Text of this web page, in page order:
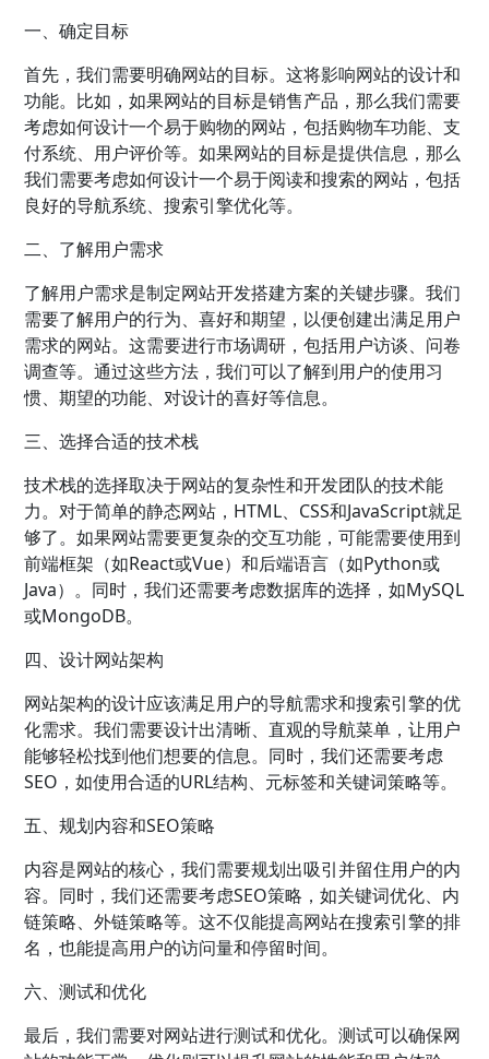
一、确定目标
首先，我们需要明确网站的目标。这将影响网站的设计和
功能。比如，如果网站的目标是销售产品，那么我们需要
考虑如何设计一个易于购物的网站，包括购物车功能、支
付系统、用户评价等。如果网站的目标是提供信息，那么
我们需要考虑如何设计一个易于阅读和搜索的网站，包括
良好的导航系统、搜索引擎优化等。
二、了解用户需求
了解用户需求是制定网站开发搭建方案的关键步骤。我们
需要了解用户的行为、喜好和期望，以便创建出满足用户
需求的网站。这需要进行市场调研，包括用户访谈、问卷
调查等。通过这些方法，我们可以了解到用户的使用习
惯、期望的功能、对设计的喜好等信息。
三、选择合适的技术栈
技术栈的选择取决于网站的复杂性和开发团队的技术能
力。对于简单的静态网站，HTML、CSS和JavaScript就足
够了。如果网站需要更复杂的交互功能，可能需要使用到
前端框架（如React或Vue）和后端语言（如Python或
Java）。同时，我们还需要考虑数据库的选择，如MySQL
或MongoDB。
四、设计网站架构
网站架构的设计应该满足用户的导航需求和搜索引擎的优
化需求。我们需要设计出清晰、直观的导航菜单，让用户
能够轻松找到他们想要的信息。同时，我们还需要考虑
SEO，如使用合适的URL结构、元标签和关键词策略等。
五、规划内容和SEO策略
内容是网站的核心，我们需要规划出吸引并留住用户的内
容。同时，我们还需要考虑SEO策略，如关键词优化、内
链策略、外链策略等。这不仅能提高网站在搜索引擎的排
名，也能提高用户的访问量和停留时间。
六、测试和优化
最后，我们需要对网站进行测试和优化。测试可以确保网